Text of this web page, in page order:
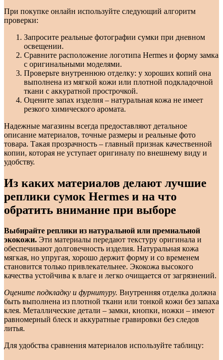
При покупке онлайн используйте следующий алгоритм
проверки:
Запросите реальные фотографии сумки при дневном
освещении.
Сравните расположение логотипа Hermes и форму замка
с оригинальными моделями.
Проверьте внутреннюю отделку: у хороших копий она
выполнена из мягкой кожи или плотной подкладочной
ткани с аккуратной прострочкой.
Оцените запах изделия – натуральная кожа не имеет
резкого химического аромата.
Надежные магазины всегда предоставляют детальное
описание материалов, точные размеры и реальные фото
товара. Такая прозрачность – главный признак качественной
копии, которая не уступает оригиналу по внешнему виду и
удобству.
Из каких материалов делают лучшие
реплики сумок Hermes и на что
обратить внимание при выборе
Выбирайте реплики из натуральной или премиальной
экокожи. Эти материалы передают текстуру оригинала и
обеспечивают долговечность изделия. Натуральная кожа
мягкая, но упругая, хорошо держит форму и со временем
становится только привлекательнее. Экокожа высокого
качества устойчива к влаге и легко очищается от загрязнений.
Оцените подкладку и фурнитуру. Внутренняя отделка должна
быть выполнена из плотной ткани или тонкой кожи без запаха
клея. Металлические детали – замки, кнопки, ножки – имеют
равномерный блеск и аккуратные гравировки без следов
литья.
Для удобства сравнения материалов используйте таблицу: